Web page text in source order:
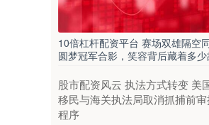
10倍杠杆配资平台 赛场双雄隔空
圆梦冠军合影，笑容背后藏着多少
股市配资风云 执法方式转变 美
移民与海关执法局取消抓捕前
程序